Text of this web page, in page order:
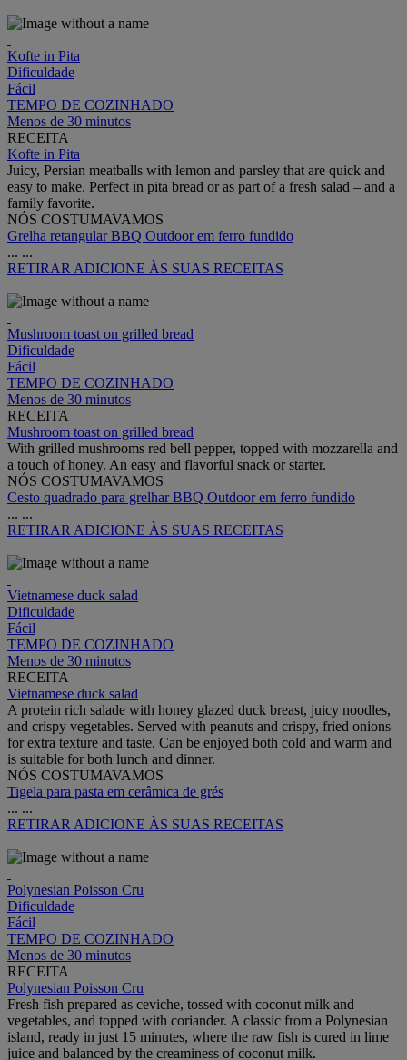
Kofte in Pita
Dificuldade
Fácil
TEMPO DE COZINHADO
Menos de 30 minutos
RECEITA
Kofte in Pita
Juicy, Persian meatballs with lemon and parsley that are quick and
easy to make. Perfect in pita bread or as part of a fresh salad – and a
family favorite.
NÓS COSTUMAVAMOS
Grelha retangular BBQ Outdoor em ferro fundido
... ...
RETIRAR ADICIONE ÀS SUAS RECEITAS
Mushroom toast on grilled bread
Dificuldade
Fácil
TEMPO DE COZINHADO
Menos de 30 minutos
RECEITA
Mushroom toast on grilled bread
With grilled mushrooms red bell pepper, topped with mozzarella and
a touch of honey. An easy and flavorful snack or starter.
NÓS COSTUMAVAMOS
Cesto quadrado para grelhar BBQ Outdoor em ferro fundido
... ...
RETIRAR ADICIONE ÀS SUAS RECEITAS
Vietnamese duck salad
Dificuldade
Fácil
TEMPO DE COZINHADO
Menos de 30 minutos
RECEITA
Vietnamese duck salad
A protein rich salade with honey glazed duck breast, juicy noodles,
and crispy vegetables. Served with peanuts and crispy, fried onions
for extra texture and taste. Can be enjoyed both cold and warm and
is suitable for both lunch and dinner.
NÓS COSTUMAVAMOS
Tigela para pasta em cerâmica de grés
... ...
RETIRAR ADICIONE ÀS SUAS RECEITAS
Polynesian Poisson Cru
Dificuldade
Fácil
TEMPO DE COZINHADO
Menos de 30 minutos
RECEITA
Polynesian Poisson Cru
Fresh fish prepared as ceviche, tossed with coconut milk and
vegetables, and topped with coriander. A classic from a Polynesian
island, ready in just 15 minutes, where the raw fish is cured in lime
juice and balanced by the creaminess of coconut milk.